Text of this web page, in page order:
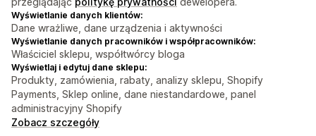
Wyświetlanie danych klientów:
Dane wrażliwe, dane urządzenia i aktywności
Wyświetlanie danych pracowników i współpracowników:
Właściciel sklepu, współtwórcy bloga
Wyświetlaj i edytuj dane sklepu:
Produkty, zamówienia, rabaty, analizy sklepu, Shopify
Payments, Sklep online, dane niestandardowe, panel
administracyjny Shopify
Zobacz szczegóły